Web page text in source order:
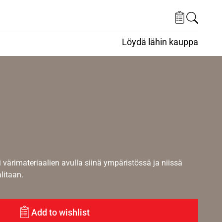
Löydä lähin kauppa
avulla siinä ympäristössä ja niissä
Add to wishlist